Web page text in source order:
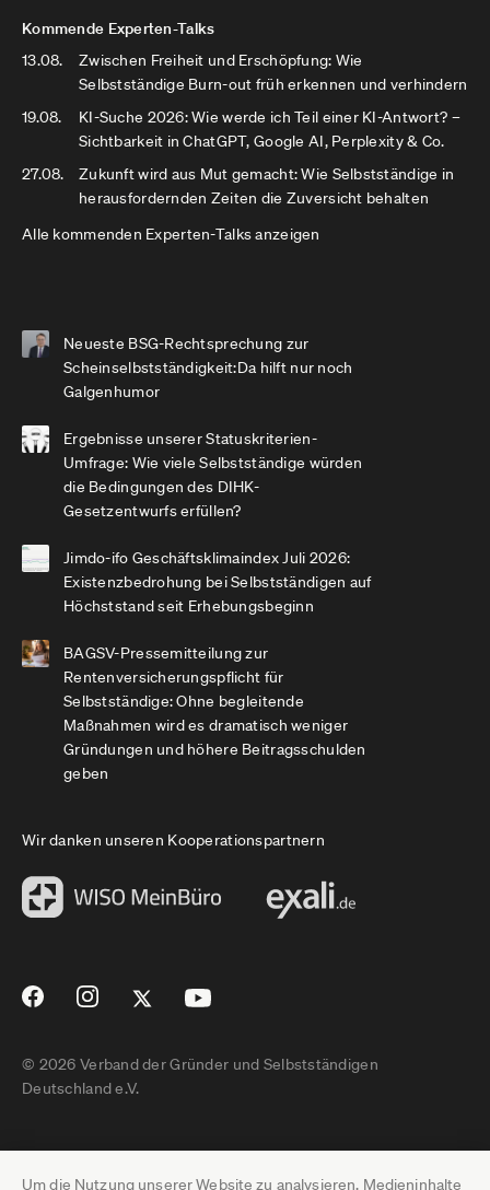
Um die Nutzung unserer Website zu analysieren, Medieninhalte
Kommende Experten-Talks
13.08.
Zwischen Freiheit und Erschöpfung: Wie
Selbstständige Burn-out früh erkennen und verhindern
19.08.
KI-Suche 2026: Wie werde ich Teil einer KI-Antwort? –
Sichtbarkeit in ChatGPT, Google AI, Perplexity & Co.
27.08.
Zukunft wird aus Mut gemacht: Wie Selbstständige in
herausfordernden Zeiten die Zuversicht behalten
Alle kommenden Experten-Talks anzeigen
Neueste BSG-Rechtsprechung zur
Scheinselbstständigkeit:Da hilft nur noch
Galgenhumor
Ergebnisse unserer Statuskriterien-
Umfrage: Wie viele Selbstständige würden
die Bedingungen des DIHK-
Gesetzentwurfs erfüllen?
Jimdo-ifo Geschäftsklimaindex Juli 2026:
Existenzbedrohung bei Selbstständigen auf
Höchststand seit Erhebungsbeginn
BAGSV-Pressemitteilung zur
Rentenversicherungspflicht für
Selbstständige: Ohne begleitende
Maßnahmen wird es dramatisch weniger
Gründungen und höhere Beitragsschulden
geben
Wir danken unseren Kooperationspartnern
© 2026 Verband der Gründer und Selbstständigen
Deutschland e.V.
Impressum